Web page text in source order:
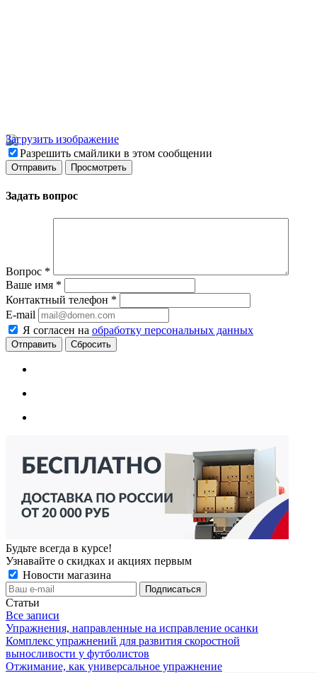
Загрузить изображение
Разрешить смайлики в этом сообщении
Задать вопрос
Вопрос *
Ваше имя *
Контактный телефон *
E-mail
Я согласен на обработку персональных данных
Сбросить
Будьте всегда в курсе!
Узнавайте о скидках и акциях первым
Новости магазина
Статьи
Все записи
Упражнения, направленные на исправление осанки
Комплекс упражнений для развития скоростной
выносливости у футболистов
Отжимание, как универсальное упражнение